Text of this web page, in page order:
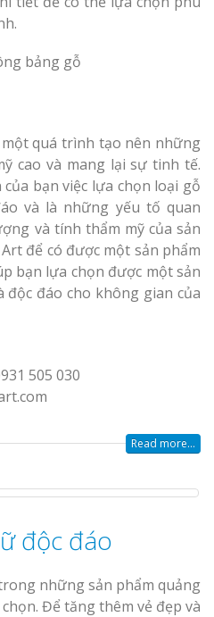
quá trình tạo nên những
cao và mang lại sự tinh tế.
bạn việc lựa chọn loại gỗ
và là những yếu tố quan
và tính thẩm mỹ của sản
để có được một sản phẩm
bạn lựa chọn được một sản
đáo cho không gian của
505 030
Read more...
độc đáo
những sản phẩm quảng
Để tăng thêm vẻ đẹp và